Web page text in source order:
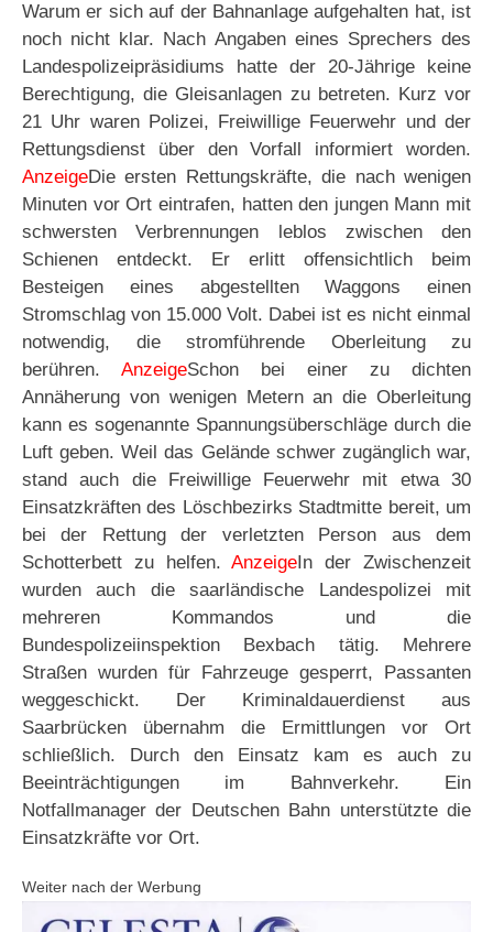
Warum er sich auf der Bahnanlage aufgehalten hat, ist
noch nicht klar. Nach Angaben eines Sprechers des
Landespolizeipräsidiums hatte der 20-Jährige keine
Berechtigung, die Gleisanlagen zu betreten. Kurz vor
21 Uhr waren Polizei, Freiwillige Feuerwehr und der
Rettungsdienst über den Vorfall informiert worden.
AnzeigeDie ersten Rettungskräfte, die nach wenigen
Minuten vor Ort eintrafen, hatten den jungen Mann mit
schwersten Verbrennungen leblos zwischen den
Schienen entdeckt. Er erlitt offensichtlich beim
Besteigen eines abgestellten Waggons einen
Stromschlag von 15.000 Volt. Dabei ist es nicht einmal
notwendig, die stromführende Oberleitung zu
berühren. AnzeigeSchon bei einer zu dichten
Annäherung von wenigen Metern an die Oberleitung
kann es sogenannte Spannungsüberschläge durch die
Luft geben. Weil das Gelände schwer zugänglich war,
stand auch die Freiwillige Feuerwehr mit etwa 30
Einsatzkräften des Löschbezirks Stadtmitte bereit, um
bei der Rettung der verletzten Person aus dem
Schotterbett zu helfen.AnzeigeIn der Zwischenzeit
wurden auch die saarländische Landespolizei mit
mehreren Kommandos und die
Bundespolizeiinspektion Bexbach tätig. Mehrere
Straßen wurden für Fahrzeuge gesperrt, Passanten
weggeschickt. Der Kriminaldauerdienst aus
Saarbrücken übernahm die Ermittlungen vor Ort
schließlich. Durch den Einsatz kam es auch zu
Beeinträchtigungen im Bahnverkehr. Ein
Notfallmanager der Deutschen Bahn unterstützte die
Einsatzkräfte vor Ort.
Weiter nach der Werbung